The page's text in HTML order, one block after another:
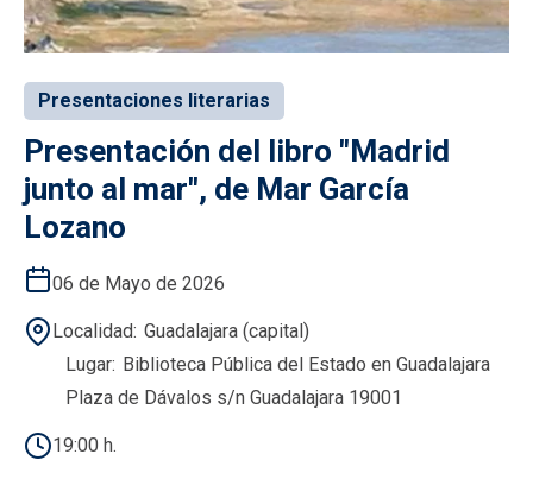
Presentaciones literarias
Presentación del libro "Madrid
junto al mar", de Mar García
Lozano
06 de Mayo de 2026
Localidad Guadalajara (capital)
Lugar Biblioteca Pública del Estado en Guadalajara
Plaza de Dávalos s/n Guadalajara 19001
19:00 h.